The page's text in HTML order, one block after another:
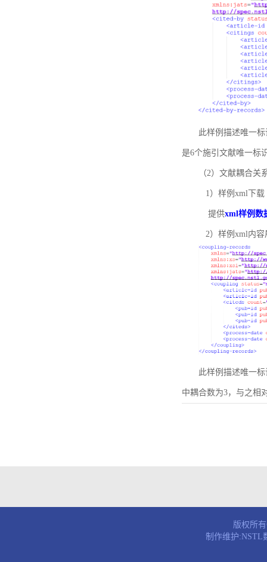
此样例描述唯一标
是6个施引文献唯一标
（2）文献耦合关
1）样例xml下载
提供xml样例数
2）样例xml内容
此样例描述唯一标
中耦合数为3，与之相
版权所
制作维护:NSTL